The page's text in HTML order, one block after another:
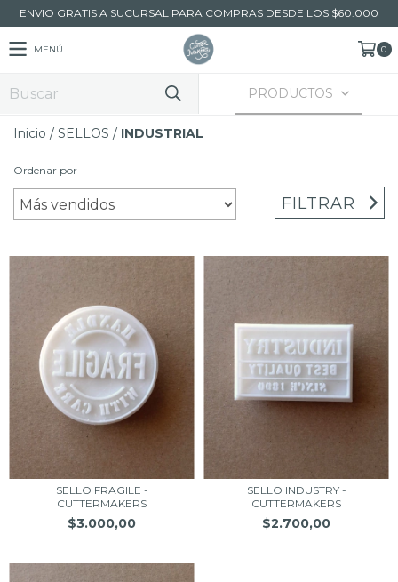
ENVIO GRATIS A SUCURSAL PARA COMPRAS DESDE LOS $60.000
MENÚ 0
PRODUCTOS
Inicio / SELLOS / INDUSTRIAL
Ordenar por
FILTRAR
SELLO FRAGILE -
CUTTERMAKERS
$3.000,00
SELLO INDUSTRY -
CUTTERMAKERS
$2.700,00